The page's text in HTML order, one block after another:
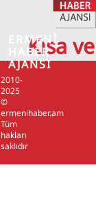
Kısa
2010-
2025
©
ermenihaber.am
Tüm
hakları
saklıdır
ERMENİ
HABER
AJANSI